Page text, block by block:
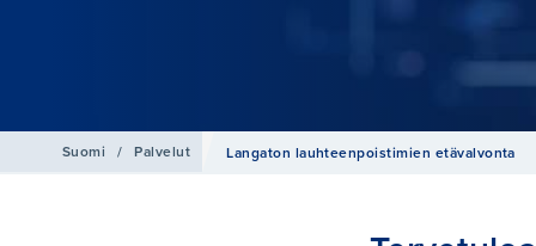
Suomi / Palvelut Langaton lauhteenpoistimien etävalvonta